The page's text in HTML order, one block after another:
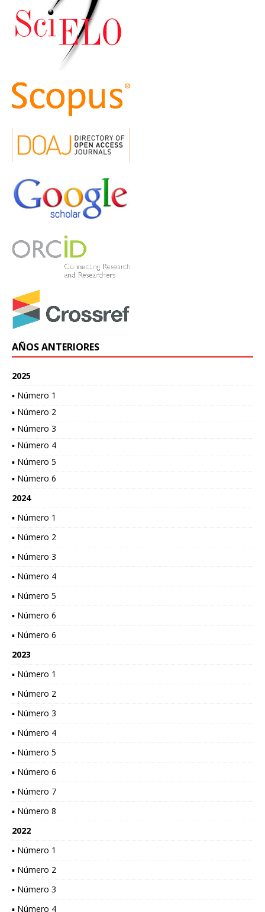
AÑOS ANTERIORES
2025
▪ Número 1
▪ Número 2
▪ Número 3
▪ Número 4
▪ Número 5
▪ Número 6
2024
▪ Número 1
▪ Número 2
▪ Número 3
▪ Número 4
▪ Número 5
▪ Número 6
▪ Número 6
2023
▪ Número 1
▪ Número 2
▪ Número 3
▪ Número 4
▪ Número 5
▪ Número 6
▪ Número 7
▪ Número 8
2022
▪ Número 1
▪ Número 2
▪ Número 3
▪ Número 4